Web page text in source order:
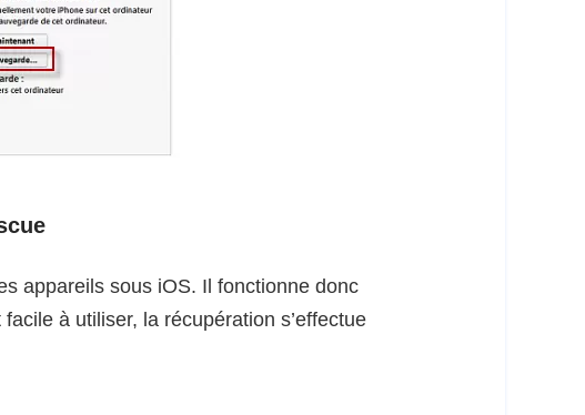
appareils sous iOS. Il fonctionne donc
à utiliser, la récupération s’effectue